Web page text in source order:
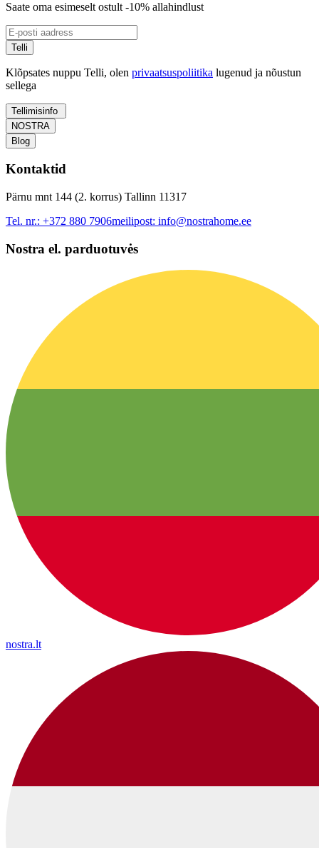
Saate oma esimeselt ostult -10% allahindlust
Telli
Klõpsates nuppu Telli, olen privaatsuspoliitika lugenud ja nõustun
sellega
Tellimisinfo
NOSTRA
Blog
Kontaktid
Pärnu mnt 144 (2. korrus) Tallinn 11317
Tel. nr.: +372 880 7906meilipost: info@nostrahome.ee
Nostra el. parduotuvės
nostra.lt